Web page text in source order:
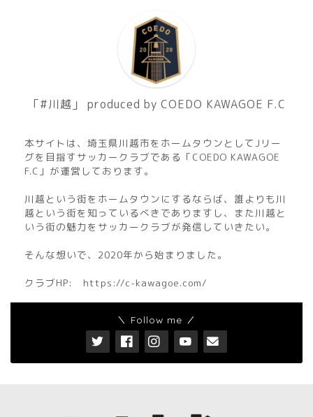
「#川越」 produced by COEDO KAWAGOE F.C
本サイトは、埼玉県川越市をホームタウンとしてJリー
グを目指すサッカークラブである「COEDO KAWAGOE
F.C」が運営しております。
川越という街をホームタウンにするならば、誰よりも川
越という街を知っているべきでありますし、また川越と
いう街の魅力をサッカークラブが発信していきたい。
そんな想いで、2020年から始まりました。
クラブHP: https://c-kawagoe.com/
＼ Follow me ／